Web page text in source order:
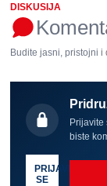
DISKUSIJA
Budite jasni, pristojni i
Prijavite
biste
PRIJAVI
SE